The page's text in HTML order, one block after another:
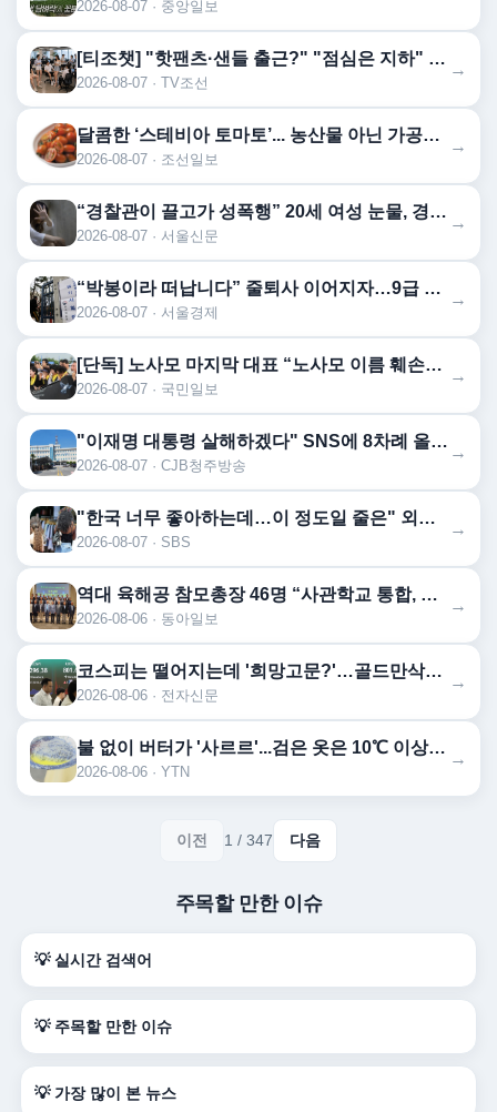
2026-08-07 · 중앙일보
[티조챗] "핫팬츠·샌들 출근?" "점심은 지하" "재택을 허하라!"…폭염이 바꾼 직장인 문화
2026-08-07 · TV조선
→
달콤한 ‘스테비아 토마토’... 농산물 아닌 가공식품이었다
2026-08-07 · 조선일보
→
“경찰관이 끌고가 성폭행” 20세 여성 눈물, 경찰서 직원 78명 전원 직무정지… 파키스탄 역대급 사건 [월드픽]
2026-08-07 · 서울신문
→
“박봉이라 떠납니다” 줄퇴사 이어지자…9급 공무원 월급 300만원 시대 열린다
2026-08-07 · 서울경제
→
[단독] 노사모 마지막 대표 “노사모 이름 훼손말라”…정청래에 경고장
2026-08-07 · 국민일보
→
"이재명 대통령 살해하겠다" SNS에 8차례 올린 30대 회사원, 검찰 송치
2026-08-07 · CJB청주방송
→
"한국 너무 좋아하는데…이 정도일 줄은" 외국인도 깜짝
2026-08-07 · SBS
→
역대 육해공 참모총장 46명 “사관학교 통합, 진단과 처방 어긋나”
2026-08-06 · 동아일보
→
코스피는 떨어지는데 '희망고문?'…골드만삭스 “1만2000 간다” 근거는?
2026-08-06 · 전자신문
→
불 없이 버터가 '사르르'...검은 옷은 10℃ 이상 '후끈'
2026-08-06 · YTN
→
이전 1 / 347 다음
주목할 만한 이슈
💡 실시간 검색어
💡 주목할 만한 이슈
💡 가장 많이 본 뉴스